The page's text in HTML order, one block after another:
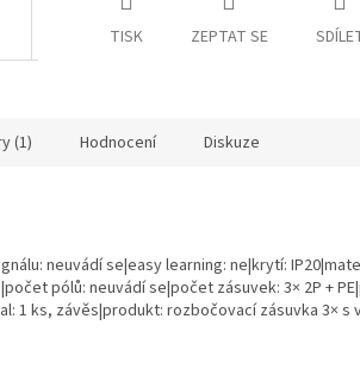
TISK ZEPTAT SE
(1) Hodnocení Diskuze
neuvádí se|easy learning: ne|krytí:
pólů: neuvádí se|počet zásuvek: 3× 2P +
1 ks, závěs|produkt: rozbočovací zásuvka 3× s